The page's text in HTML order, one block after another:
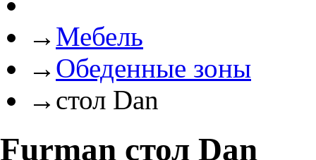
→ Мебель
→ Обеденные зоны
→ стол Dan
Furman стол Dan